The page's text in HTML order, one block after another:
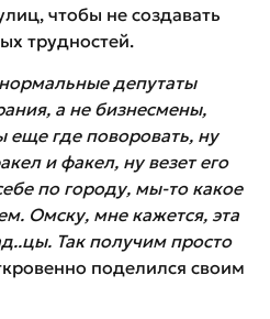
чтобы не создавать
трудностей.
депутаты
а не бизнесмены,
еще где поворовать, ну
и факел, ну везет его
по городу, мы-то какое
Омску, мне кажется, эта
Так получим просто
поделился своим